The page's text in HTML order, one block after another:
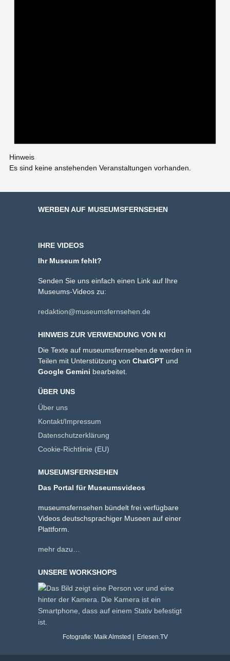
Hinweis
Es sind keine anstehenden Veranstaltungen vorhanden.
WERBEN AUF MUSEUMSFERNSEHEN
IHRE VIDEOS
Ihr Museum fehlt?
Senden Sie uns einfach einen Link auf Ihre
Museums-Videos zu:
redaktion@museumsfernsehen.de
HINWEIS ZUR VERWENDUNG VON KI
Die Texte auf museumsfernsehen.de werden in
Teilen mit Unterstützung von ChatGPT und
Google Gemini bearbeitet.
ÜBER UNS
Über uns
Kontakt/Impressum
Datenschutzerklärung
Cookie-Richtlinie (EU)
MUSEUMSFERNSEHEN
Das Portal für Museumsvideos
museumsfernsehen bündelt frei verfügbare
Videos deutschsprachiger Museen auf einer
Plattform.
mehr dazu…
UNSERE WORKSHOPS
Fotografie: Maik Almsted | Erlesen.TV